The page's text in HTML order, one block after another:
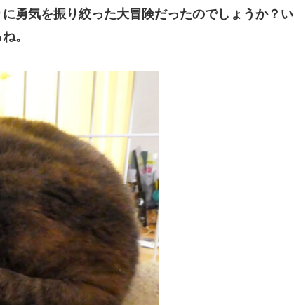
勇気を振り絞った大冒険だったのでしょうか？い
。